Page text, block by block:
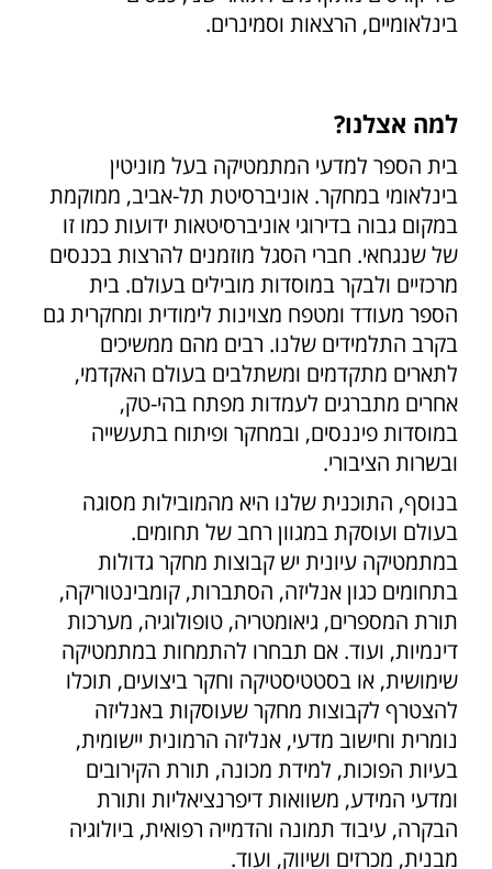
בינלאומיים, הרצאות וסמינרים.
למה אצלנו?
בית הספר למדעי המתמטיקה בעל מוניטין
בינלאומי במחקר. אוניברסיטת תל-אביב, ממוקמת
במקום גבוה בדירוגי אוניברסיטאות ידועות כמו זו
של שנגחאי. חברי הסגל מוזמנים להרצות בכנסים
מרכזיים ולבקר במוסדות מובילים בעולם. בית
הספר מעודד ומטפח מצוינות לימודית ומחקרית גם
בקרב התלמידים שלנו. רבים מהם ממשיכים
לתארים מתקדמים ומשתלבים בעולם האקדמי,
אחרים מתברגים לעמדות מפתח בהי-טק,
במוסדות פיננסים, ובמחקר ופיתוח בתעשייה
ובשרות הציבורי.
בנוסף, התוכנית שלנו היא מהמובילות מסוגה
בעולם ועוסקת במגוון רחב של תחומים.
במתמטיקה עיונית יש קבוצות מחקר גדולות
בתחומים כגון אנליזה, הסתברות, קומבינטוריקה,
תורת המספרים, גיאומטריה, טופולוגיה, מערכות
דינמיות, ועוד. אם תבחרו להתמחות במתמטיקה
שימושית, או בסטטיסטיקה וחקר ביצועים, תוכלו
להצטרף לקבוצות מחקר שעוסקות באנליזה
נומרית וחישוב מדעי, אנליזה הרמונית יישומית,
בעיות הפוכות, למידת מכונה, תורת הקירובים
ומדעי המידע, משוואות דיפרנציאליות ותורת
הבקרה, עיבוד תמונה והדמייה רפואית, ביולוגיה
מבנית, מכרזים ושיווק, ועוד.